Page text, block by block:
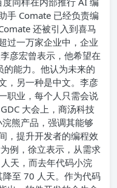
手 Comate 已经负责编
还被引入到喜马
过一万家企业中，企业
彦宏曾表示，他希望在
能力。他认为未来的
，另一种是中文。李彦
职业，每个人只需会说
大会上，商汤科技
熊产品，强调其能够
，提升开发者的编程效
例，徐立表示，从需求
天，而去年代码小浣
至 70 人天。 作为代码